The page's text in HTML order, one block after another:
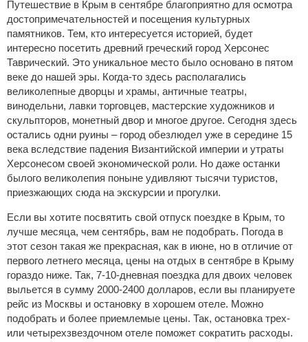
Путешествие в Крым в сентябре благоприятно для осмотра
достопримечательностей и посещения культурных
памятников. Тем, кто интересуется историей, будет
интересно посетить древний греческий город Херсонес
Таврический. Это уникальное место было основано в пятом
веке до нашей эры. Когда-то здесь располагались
великолепные дворцы и храмы, античные театры,
винодельни, лавки торговцев, мастерские художников и
скульпторов, монетный двор и многое другое. Сегодня здесь
остались одни руины – город обезлюдел уже в середине 15
века вследствие падения Византийской империи и утраты
Херсонесом своей экономической роли. Но даже останки
былого великолепия поныне удивляют тысячи туристов,
приезжающих сюда на экскурсии и прогулки.
Если вы хотите посвятить свой отпуск поездке в Крым, то
лучше месяца, чем сентябрь, вам не подобрать. Погода в
этот сезон такая же прекрасная, как в июне, но в отличие от
первого летнего месяца, цены на отдых в сентябре в Крыму
гораздо ниже. Так, 7-10-дневная поездка для двоих человек
выльется в сумму 2000-2400 долларов, если вы планируете
рейс из Москвы и остановку в хорошем отеле. Можно
подобрать и более приемлемые цены. Так, остановка трех-
или четырехзвездочном отеле поможет сократить расходы.